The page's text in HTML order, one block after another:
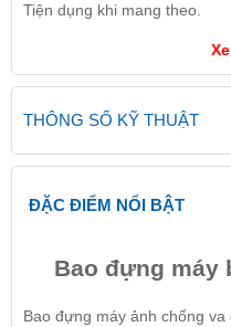
Tiện dụng khi mang theo.
THÔNG SỐ KỸ THUẬT
ĐẶC ĐIỂM NỔI BẬT
Bao đựng máy
Bao đựng máy ảnh chống